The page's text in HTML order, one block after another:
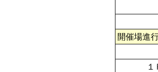
開催場進